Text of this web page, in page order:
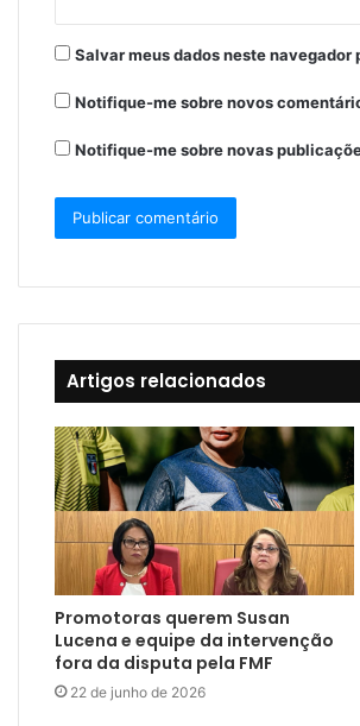
Salvar meus dados neste navegador
Notifique-me sobre novos
Notifique-me sobre novas
Artigos relacionados
Promotoras querem Susan
Lucena e equipe da intervenção
fora da disputa pela FMF
22 de junho de 2026